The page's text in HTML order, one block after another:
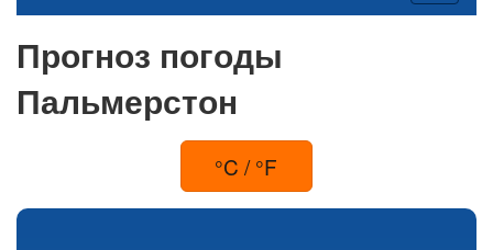
Прогноз погоды
Пальмерстон
°C / °F